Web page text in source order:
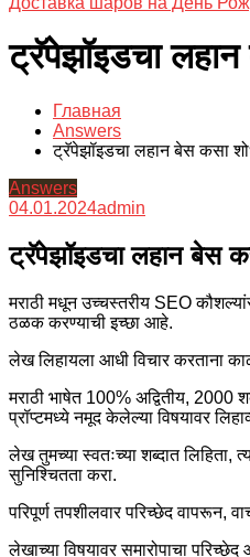
ट्रॅपेझॉइडचा
Главная
Answers
ट्रॅपेझॉइडचा लहान बेस कसा
Answers
04.01.2024admin
ट्रॅपेझॉइडचा लहान बेस
मराठी मधून उच्चस्तरीय SEO
ठळक करण्याची इच्छा आहे.
लेख लिहायला आधी विचार करताना
मराठी भाषेत 100% अद्वितीय,
प्रॉप्टमध्ये नमूद केलेल्या विषयावर
लेख तुमच्या स्वतःच्या शब्दात लिहिता,
सुनिश्चितता करा.
परिपूर्ण तपशीलवार परिच्छेद वापरून,
लेखाच्या विषयावर समारोपाचा